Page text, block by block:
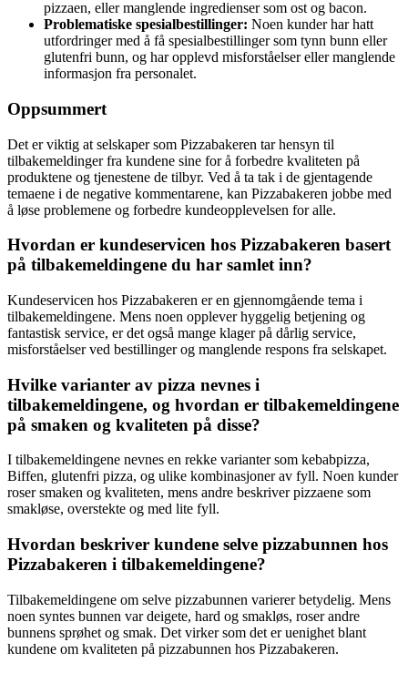
pizzaen, eller manglende ingredienser som ost og bacon.
Problematiske spesialbestillinger: Noen kunder har hatt
utfordringer med å få spesialbestillinger som tynn bunn eller
glutenfri bunn, og har opplevd misforståelser eller manglende
informasjon fra personalet.
Oppsummert
Det er viktig at selskaper som Pizzabakeren tar hensyn til
tilbakemeldinger fra kundene sine for å forbedre kvaliteten på
produktene og tjenestene de tilbyr. Ved å ta tak i de gjentagende
temaene i de negative kommentarene, kan Pizzabakeren jobbe med
å løse problemene og forbedre kundeopplevelsen for alle.
Hvordan er kundeservicen hos Pizzabakeren basert
på tilbakemeldingene du har samlet inn?
Kundeservicen hos Pizzabakeren er en gjennomgående tema i
tilbakemeldingene. Mens noen opplever hyggelig betjening og
fantastisk service, er det også mange klager på dårlig service,
misforståelser ved bestillinger og manglende respons fra selskapet.
Hvilke varianter av pizza nevnes i
tilbakemeldingene, og hvordan er tilbakemeldingene
på smaken og kvaliteten på disse?
I tilbakemeldingene nevnes en rekke varianter som kebabpizza,
Biffen, glutenfri pizza, og ulike kombinasjoner av fyll. Noen kunder
roser smaken og kvaliteten, mens andre beskriver pizzaene som
smakløse, overstekte og med lite fyll.
Hvordan beskriver kundene selve pizzabunnen hos
Pizzabakeren i tilbakemeldingene?
Tilbakemeldingene om selve pizzabunnen varierer betydelig. Mens
noen syntes bunnen var deigete, hard og smakløs, roser andre
bunnens sprøhet og smak. Det virker som det er uenighet blant
kundene om kvaliteten på pizzabunnen hos Pizzabakeren.